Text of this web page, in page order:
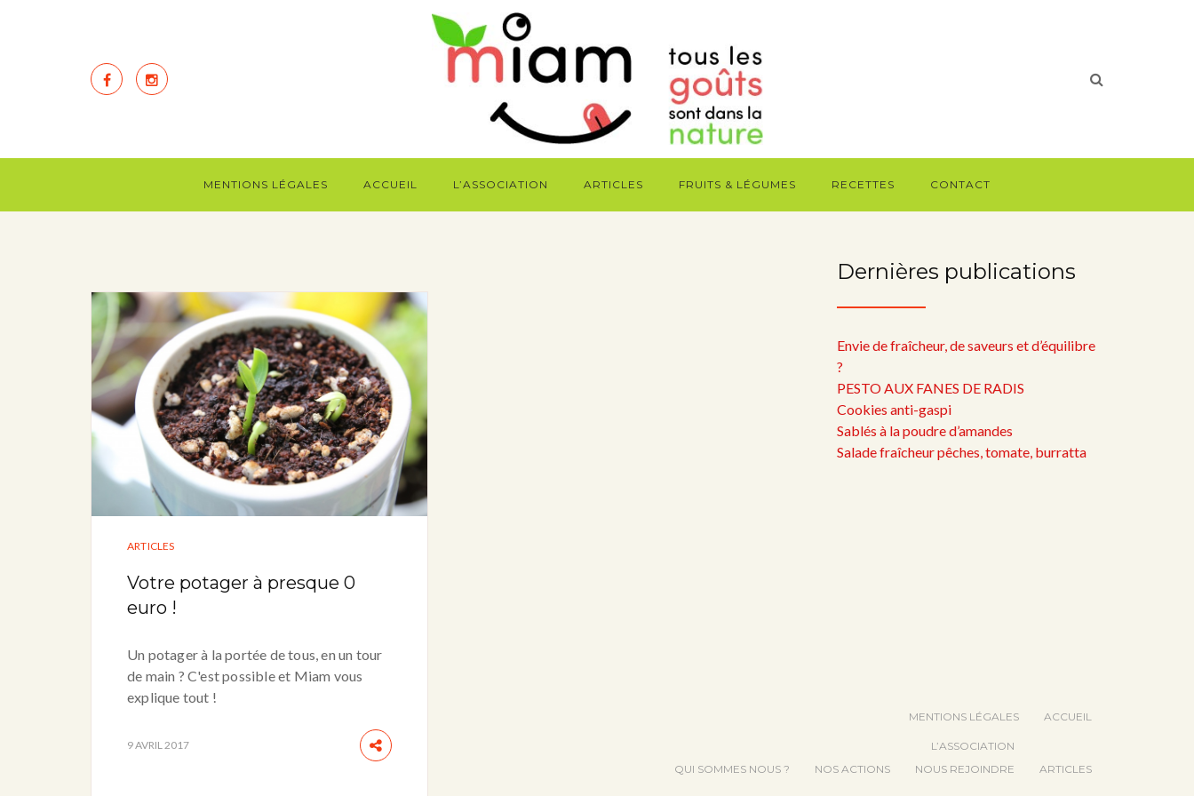
MENTIONS LÉGALES ACCUEIL L’ASSOCIATION ARTICLES FRUITS & LÉGUMES RECETTES CONTACT
ARTICLES
Votre potager à presque 0
euro !
Un potager à la portée de tous, en un tour
de main ? C'est possible et Miam vous
explique tout !
9 AVRIL 2017
Dernières publications
Envie de fraîcheur, de saveurs et d’équilibre
?
PESTO AUX FANES DE RADIS
Cookies anti-gaspi
Sablés à la poudre d’amandes
Salade fraîcheur pêches, tomate, burratta
MENTIONS LÉGALES ACCUEIL
L’ASSOCIATION
QUI SOMMES NOUS ?
NOS ACTIONS NOUS REJOINDRE ARTICLES